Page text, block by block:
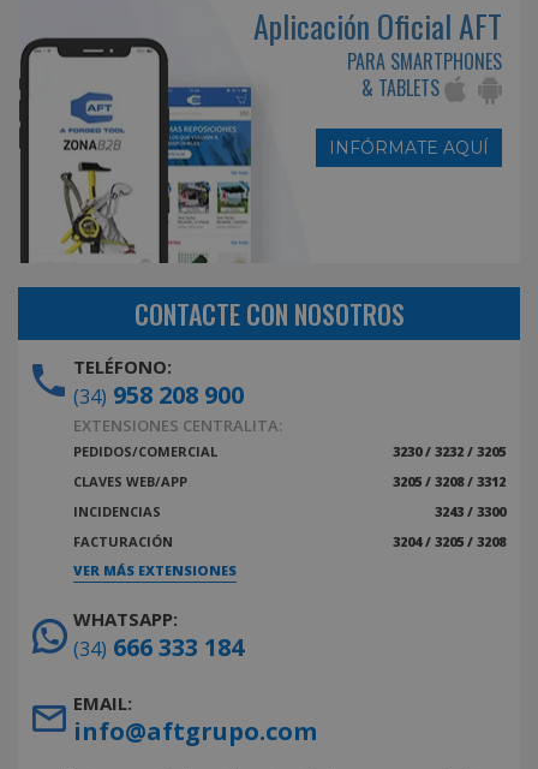
Aplicación Oficial AFT
PARA SMARTPHONES
& TABLETS
INFÓRMATE AQUÍ
CONTACTE CON NOSOTROS
TELÉFONO:
(34) 958 208 900
EXTENSIONES CENTRALITA:
PEDIDOS/COMERCIAL
3230 / 3232 / 3205
CLAVES WEB/APP
3205 / 3208 / 3312
INCIDENCIAS
3243 / 3300
FACTURACIÓN
3204 / 3205 / 3208
VER MÁS EXTENSIONES
WHATSAPP:
(34) 666 333 184
EMAIL:
info@aftgrupo.com